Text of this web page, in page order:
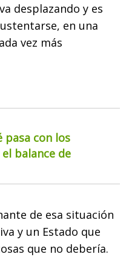
desplazando y es
en una
vez más
pasa con los
balance de
de esa situación
y un Estado que
que no debería.